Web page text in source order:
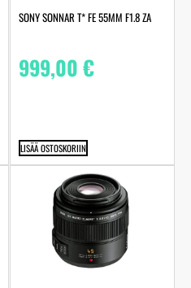
SONY SONNAR T* FE 55MM F1.8 ZA
999,00€
LISÄÄ OSTOSKORIIN